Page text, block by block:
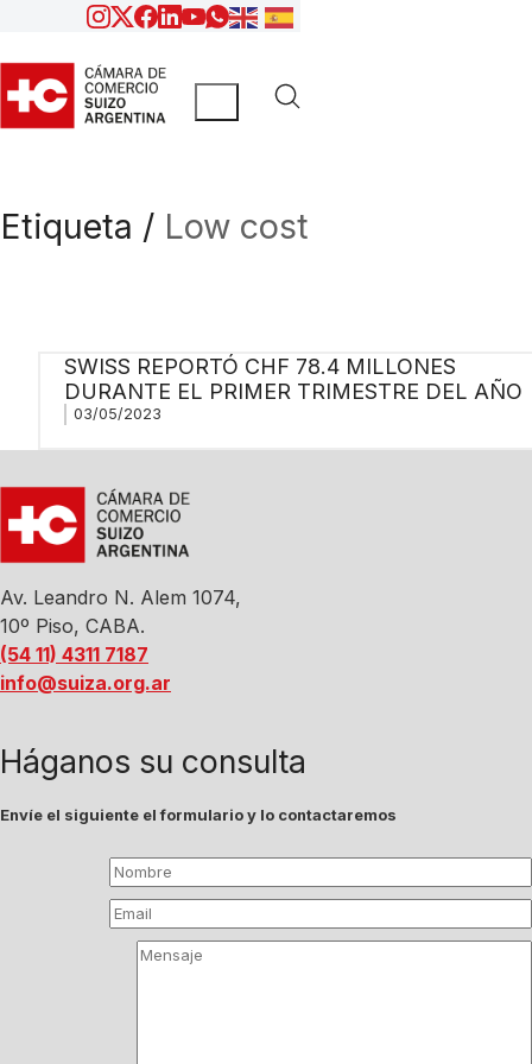
Etiqueta / Low cost
SWISS REPORTÓ CHF 78.4 MILLONES
DURANTE EL PRIMER TRIMESTRE DEL AÑO
03/05/2023
Av. Leandro N. Alem 1074,
10º Piso, CABA.
(54 11) 4311 7187
info@suiza.org.ar
Háganos su consulta
Envíe el siguiente el formulario y lo contactaremos